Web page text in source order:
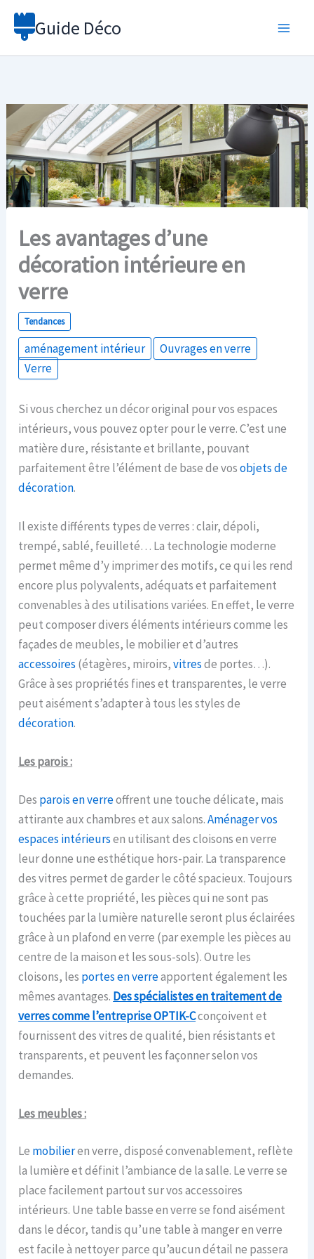
Aller
Guide Déco
Les avantages d’une
décoration intérieure en
verre
Tendances
aménagement intérieur
Ouvrages en verre
Verre
Si vous cherchez un décor original pour vos espaces
intérieurs, vous pouvez opter pour le verre. C’est une
matière dure, résistante et brillante, pouvant
parfaitement être l’élément de base de vosobjets de
décoration.
Il existe différents types de verres : clair, dépoli,
trempé, sablé, feuilleté… La technologie moderne
permet même d’y imprimer des motifs, ce qui les rend
encore plus polyvalents, adéquats et parfaitement
convenables à des utilisations variées. En effet, le verre
peut composer divers éléments intérieurs comme les
façades de meubles, le mobilier et d’autres
accessoires (étagères, miroirs,vitresde portes…).
Grâce à ses propriétés fines et transparentes, le verre
peut aisément s’adapter à tous les styles de
décoration.
Les parois :
Des parois en verreoffrent une touche délicate, mais
attirante aux chambres et aux salons.Aménager vos
espaces intérieursen utilisant des cloisons en verre
leur donne une esthétique hors-pair. La transparence
des vitres permet de garder le côté spacieux. Toujours
grâce à cette propriété, les pièces qui ne sont pas
touchées par la lumière naturelle seront plus éclairées
grâce à un plafond en verre (par exemple les pièces au
centre de la maison et les sous-sols). Outre les
cloisons, les portes en verreapportent également les
mêmes avantages. Des spécialistes entraitementde
verres comme l’entreprise OPTIK-Cconçoivent et
fournissent des vitres de qualité, bien résistants et
transparents, et peuvent les façonner selon vos
demandes.
Les meubles :
Le mobilieren verre, disposé convenablement, reflète
la lumière et définit l’ambiance de la salle. Le verre se
place facilement partout sur vos accessoires
intérieurs. Une table basse en verre se fond aisément
dans le décor, tandis qu’une table à manger en verre
est facile à nettoyer parce qu’aucun détail ne passera